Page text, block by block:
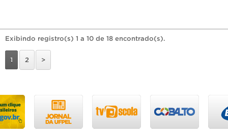
Exibindo registro(s) 1 a 10 de 18 encontrado(s).
1 2 >